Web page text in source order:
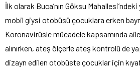
İlk olarak Buca’nın Göksu
mobil giysi otobüsü çocuklara erken
Koronavirüsle mücadele kapsamında
alınırken, ateş ölçerle ateş kontrolü de
dizayn edilen otobüste çocuklar için